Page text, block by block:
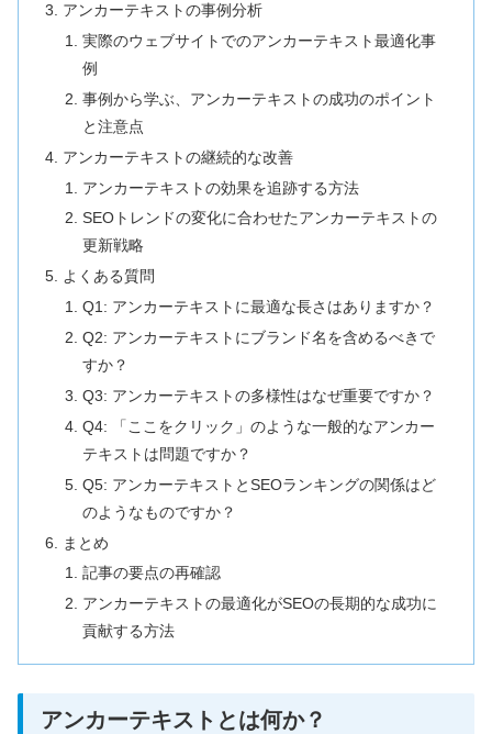
アンカーテキストの事例分析
実際のウェブサイトでのアンカーテキスト最適化事
例
事例から学ぶ、アンカーテキストの成功のポイント
と注意点
アンカーテキストの継続的な改善
アンカーテキストの効果を追跡する方法
SEOトレンドの変化に合わせたアンカーテキストの
更新戦略
よくある質問
Q1: アンカーテキストに最適な長さはありますか？
Q2: アンカーテキストにブランド名を含めるべきで
すか？
Q3: アンカーテキストの多様性はなぜ重要ですか？
Q4: 「ここをクリック」のような一般的なアンカー
テキストは問題ですか？
Q5: アンカーテキストとSEOランキングの関係はど
のようなものですか？
まとめ
記事の要点の再確認
アンカーテキストの最適化がSEOの長期的な成功に
貢献する方法
アンカーテキストとは何か？